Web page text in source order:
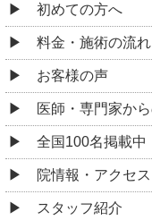
初めての方へ
料金・施術の流れ
お客様の声
医師・専門家か
全国100名掲載中
院情報・アクセス
スタッフ紹介